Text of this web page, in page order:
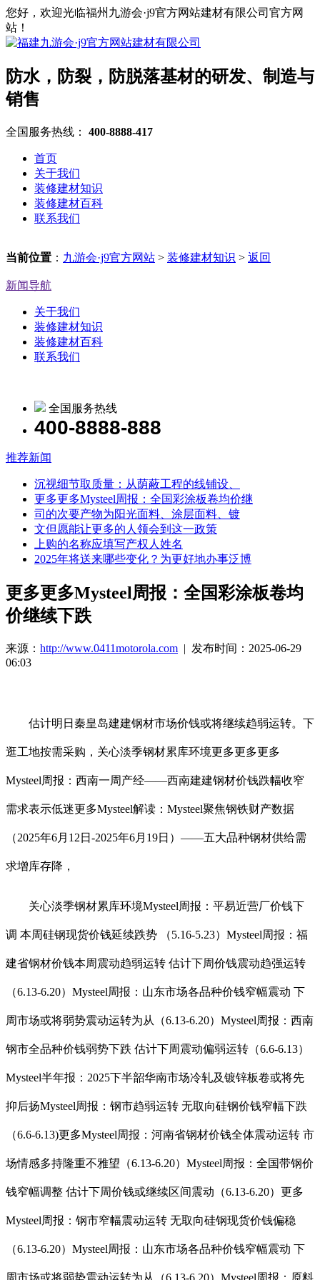
您好，欢迎光临福州九游会·j9官方网站建材有限公司官方网
站！
防水，防裂，防脱落基材的研发、制造与
销售
全国服务热线： 400-8888-417
首页
关于我们
装修建材知识
装修建材百科
联系我们
当前位置 ： 九游会·j9官方网站 > 装修建材知识 > 返回
新闻导航
关于我们
装修建材知识
装修建材百科
联系我们
全国服务热线
400-8888-888
推荐新闻
沉视细节取质量：从荫蔽工程的线铺设、
更多更多Mysteel周报：全国彩涂板卷均价继
司的次要产物为阳光面料、涂层面料、镀
文但愿能让更多的人领会到这一政策
上购的名称应填写产权人姓名
2025年将送来哪些变化？为更好地办事泛博
更多更多Mysteel周报：全国彩涂板卷均
价继续下跌
来源： http://www.0411motorola.com | 发布时间：2025-06-29
06:03
估计明日秦皇岛建建钢材市场价钱或将继续趋弱运转。下
逛工地按需采购，关心淡季钢材累库环境更多更多更多
Mysteel周报：西南一周产经——西南建建钢材价钱跌幅收窄
需求表示低迷更多Mysteel解读：Mysteel聚焦钢铁财产数据
（2025年6月12日-2025年6月19日）——五大品种钢材供给需
求增库存降，
关心淡季钢材累库环境Mysteel周报：平易近营厂价钱下
调 本周硅钢现货价钱延续跌势 （5.16-5.23）Mysteel周报：福
建省钢材价钱本周震动趋弱运转 估计下周价钱震动趋强运转
（6.13-6.20）Mysteel周报：山东市场各品种价钱窄幅震动 下
周市场或将弱势震动运转为从（6.13-6.20）Mysteel周报：西南
钢市全品种价钱弱势下跌 估计下周震动偏弱运转（6.6-6.13）
Mysteel半年报：2025下半韶华南市场冷轧及镀锌板卷或将先
抑后扬Mysteel周报：钢市趋弱运转 无取向硅钢价钱窄幅下跌
（6.6-6.13)更多Mysteel周报：河南省钢材价钱全体震动运转 市
场情感多持隆重不雅望（6.13-6.20）Mysteel周报：全国带钢价
钱窄幅调整 估计下周价钱或继续区间震动（6.13-6.20）更多
Mysteel周报：钢市窄幅震动运转 无取向硅钢现货价钱偏稳
（6.13-6.20）Mysteel周报：山东市场各品种价钱窄幅震动 下
周市场或将弱势震动运转为从（6.13-6.20）Mysteel周报：原料